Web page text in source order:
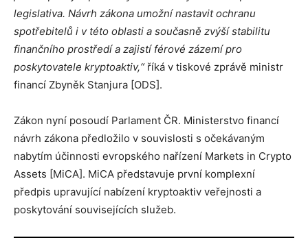
legislativa. Návrh zákona umožní nastavit ochranu
spotřebitelů i v této oblasti a současně zvýší stabilitu
finančního prostředí a zajistí férové zázemí pro
poskytovatele kryptoaktiv,“říká v tiskové zprávě ministr
financí Zbyněk Stanjura [ODS].
Zákon nyní posoudí Parlament ČR. Ministerstvo financí
návrh zákona předložilo v souvislosti s očekávaným
nabytím účinnosti evropského nařízení Markets in Crypto
Assets [MiCA]. MiCA představuje první komplexní
předpis upravující nabízení kryptoaktiv veřejnosti a
poskytování souvisejících služeb.